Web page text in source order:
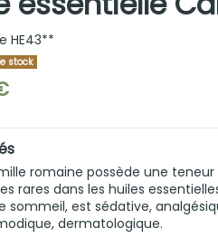
HE43**
stock
romaine possède une
rares dans les huiles
sommeil, est sédative,
dermatologique.